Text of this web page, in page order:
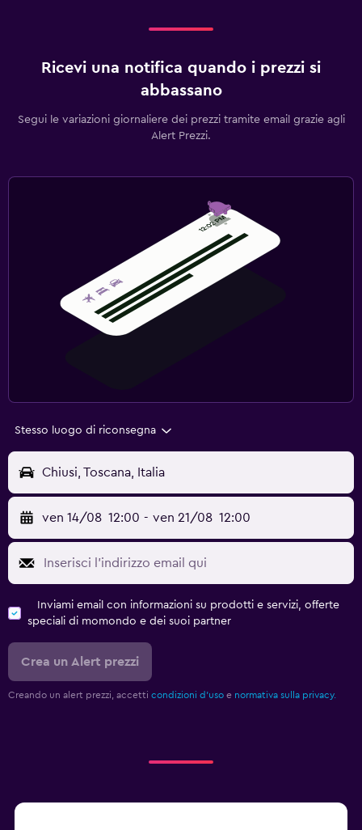
Ricevi una notifica quando i prezzi si
abbassano
Segui le variazioni giornaliere dei prezzi tramite email grazie agli
Alert Prezzi.
Stesso luogo di riconsegna
Chiusi, Toscana, Italia
ven 14/08 12:00 - ven 21/08 12:00
Inviami email con informazioni su prodotti e servizi, offerte
speciali di momondo e dei suoi partner
Crea un Alert prezzi
Creando un alert prezzi, accetti condizioni d'uso e normativa sulla privacy.